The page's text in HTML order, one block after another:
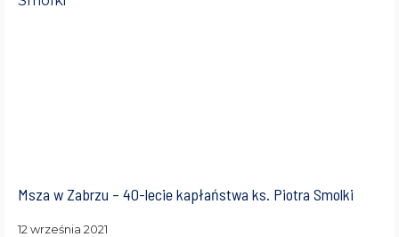
Msza w Zabrzu – 40-lecie kapłaństwa ks. Piotra Smolki
12 września 2021